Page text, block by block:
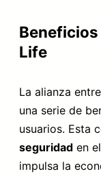
Beneficios
Life
La alianza entre
una serie de
usuarios. Esta
seguridad en el
impulsa la